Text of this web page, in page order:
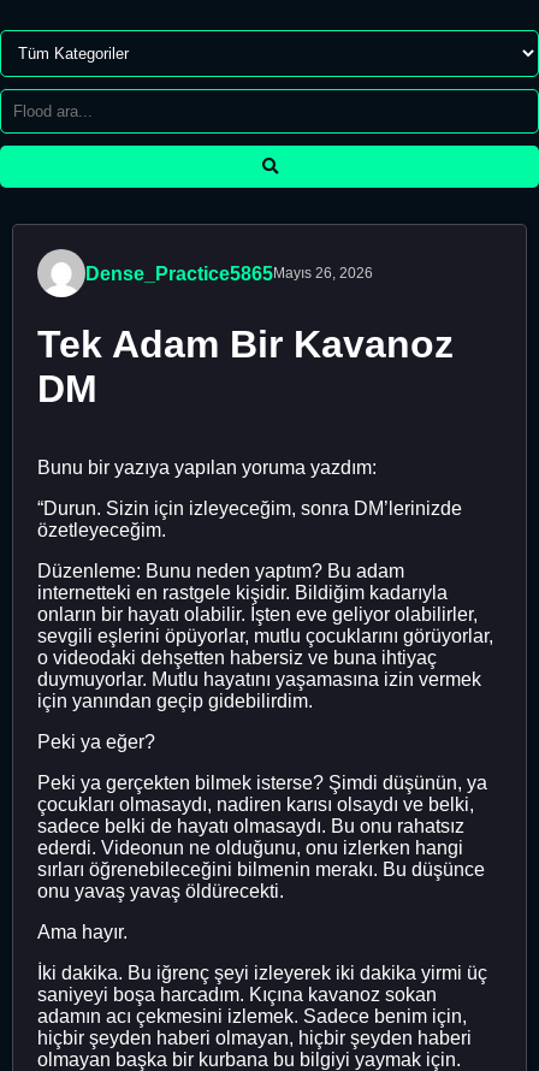
Dense_Practice5865Mayıs 26, 2026
Tek Adam Bir Kavanoz
DM
Bunu bir yazıya yapılan yoruma yazdım:
“Durun. Sizin için izleyeceğim, sonra DM’lerinizde
özetleyeceğim.
Düzenleme: Bunu neden yaptım? Bu adam
internetteki en rastgele kişidir. Bildiğim kadarıyla
onların bir hayatı olabilir. İşten eve geliyor olabilirler,
sevgili eşlerini öpüyorlar, mutlu çocuklarını görüyorlar,
o videodaki dehşetten habersiz ve buna ihtiyaç
duymuyorlar. Mutlu hayatını yaşamasına izin vermek
için yanından geçip gidebilirdim.
Peki ya eğer?
Peki ya gerçekten bilmek isterse? Şimdi düşünün, ya
çocukları olmasaydı, nadiren karısı olsaydı ve belki,
sadece belki de hayatı olmasaydı. Bu onu rahatsız
ederdi. Videonun ne olduğunu, onu izlerken hangi
sırları öğrenebileceğini bilmenin merakı. Bu düşünce
onu yavaş yavaş öldürecekti.
Ama hayır.
İki dakika. Bu iğrenç şeyi izleyerek iki dakika yirmi üç
saniyeyi boşa harcadım. Kıçına kavanoz sokan
adamın acı çekmesini izlemek. Sadece benim için,
hiçbir şeyden haberi olmayan, hiçbir şeyden haberi
olmayan başka bir kurbana bu bilgiyi yaymak için.